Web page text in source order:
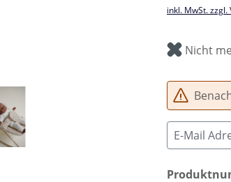
inkl. MwSt.
Nicht